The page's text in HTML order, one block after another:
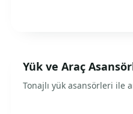
Yük ve Araç
Tonajlı yük asansörleri ile